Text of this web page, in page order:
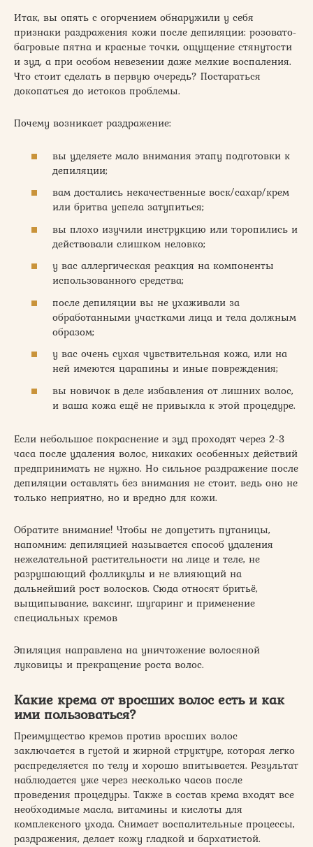
Итак, вы опять с огорчением обнаружили у себя
признаки раздражения кожи после депиляции: розовато-
багровые пятна и красные точки, ощущение стянутости
и зуд, а при особом невезении даже мелкие воспаления.
Что стоит сделать в первую очередь? Постараться
докопаться до истоков проблемы.
Почему возникает раздражение:
вы уделяете мало внимания этапу подготовки к
депиляции;
вам достались некачественные воск/сахар/крем
или бритва успела затупиться;
вы плохо изучили инструкцию или торопились и
действовали слишком неловко;
у вас аллергическая реакция на компоненты
использованного средства;
после депиляции вы не ухаживали за
обработанными участками лица и тела должным
образом;
у вас очень сухая чувствительная кожа, или на
ней имеются царапины и иные повреждения;
вы новичок в деле избавления от лишних волос,
и ваша кожа ещё не привыкла к этой процедуре.
Если небольшое покраснение и зуд проходят через 2-3
часа после удаления волос, никаких особенных действий
предпринимать не нужно. Но сильное раздражение после
депиляции оставлять без внимания не стоит, ведь оно не
только неприятно, но и вредно для кожи.
Обратите внимание! Чтобы не допустить путаницы,
напомним: депиляцией называется способ удаления
нежелательной растительности на лице и теле, не
разрушающий фолликулы и не влияющий на
дальнейший рост волосков. Сюда относят бритьё,
выщипывание, ваксинг, шугаринг и применение
специальных кремов
Эпиляция направлена на уничтожение волосяной
луковицы и прекращение роста волос.
Какие крема от вросших волос есть и как
ими пользоваться?
Преимущество кремов против вросших волос
заключается в густой и жирной структуре, которая легко
распределяется по телу и хорошо впитывается. Результат
наблюдается уже через несколько часов после
проведения процедуры. Также в состав крема входят все
необходимые масла, витамины и кислоты для
комплексного ухода. Снимает воспалительные процессы,
раздражения, делает кожу гладкой и бархатистой.